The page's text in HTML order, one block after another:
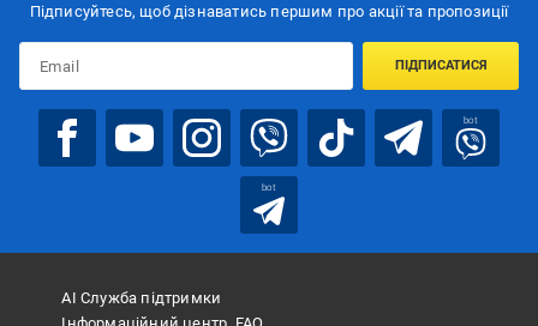
Підписуйтесь, щоб дізнаватись першим про акції та пропозиції
ПІДПИСАТИСЯ
bot
bot
АІ Служба підтримки